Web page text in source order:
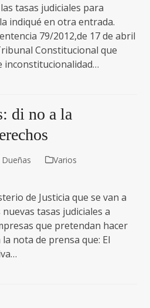
tasas judiciales para
indiqué en otra entrada.
79/2012,de 17 de abril
Constitucional que
inconstitucionalidad…
di no a la
Varios
de Justicia que se van a
tasas judiciales a
que pretendan hacer
nota de prensa que: El